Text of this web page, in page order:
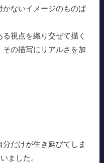
かないイメージのものば
視点を織り交ぜて描く
の描写にリアルさを加
だけが生き延びてしま
ました。